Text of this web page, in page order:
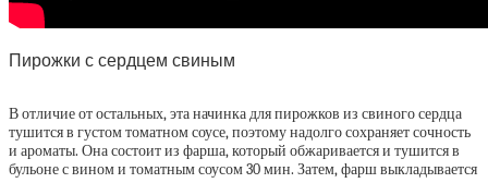
Пирожки с сердцем свиным
В отличие от остальных, эта начинка для пирожков из свиного сердца
тушится в густом томатном соусе, поэтому надолго сохраняет сочность
и ароматы. Она состоит из фарша, который обжаривается и тушится в
бульоне с вином и томатным соусом 30 мин. Затем, фарш выкладывается